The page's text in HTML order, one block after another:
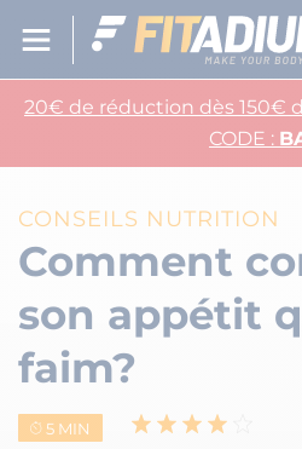
20€ de réduction dès 150€
CODE :
CONSEILS NUTRITION
Comment
son appétit
faim?
5 MIN